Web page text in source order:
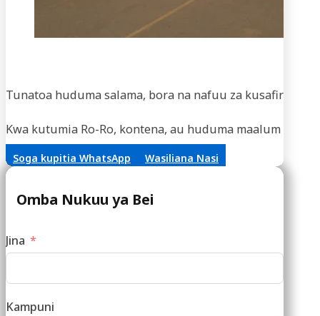
Tunatoa huduma salama, bora na nafuu za kusafirisha
Kwa kutumia Ro-Ro, kontena, au huduma maalum za
Soga kupitia WhatsApp Wasiliana Nasi
Omba Nukuu ya Bei
Jina
Kampuni